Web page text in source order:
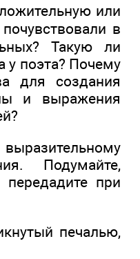
или
в
Такую ли
у поэта? Почему
для создания
и выражения
Подумайте,
при
печалью,